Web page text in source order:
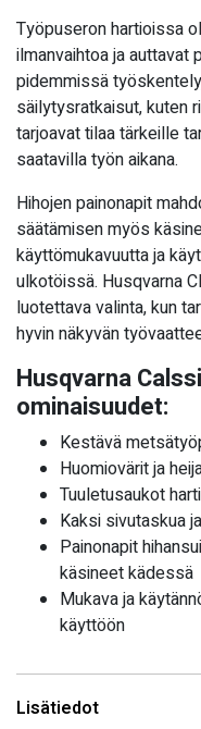
Työpuseron hartioissa
ilmanvaihtoa ja auttavat
pidemmissä
säilytysratkaisut, kuten
tarjoavat tilaa tärkeille
saatavilla työn aikana.
Hihojen painonapit
säätämisen myös
käyttömukavuutta ja
ulkotöissä. Husqvarna
luotettava valinta, kun
hyvin näkyvän
Husqvarna
ominaisuudet:
Kestävä
Huomiovärit ja
Tuuletusaukot
Kaksi sivutaskua
Painonapit
käsineet kädessä
Mukava ja
käyttöön
Lisätiedot